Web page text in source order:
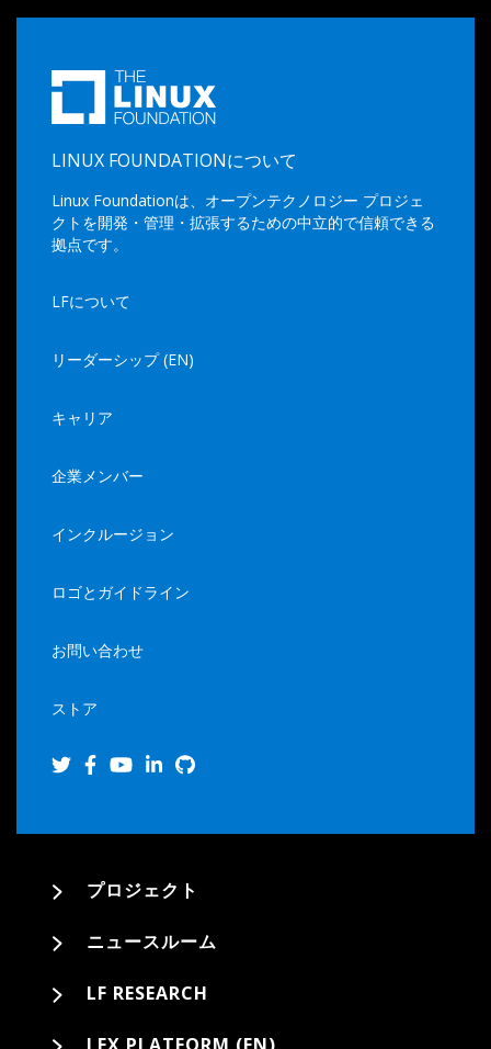
LINUX FOUNDATIONについて
Linux Foundationは、オープンテクノロジー プロジェ
クトを開発・管理・拡張するための中立的で信頼できる
拠点です。
LFについて
リーダーシップ (EN)
キャリア
企業メンバー
インクルージョン
ロゴとガイドライン
お問い合わせ
ストア
プロジェクト
ニュースルーム
LF RESEARCH